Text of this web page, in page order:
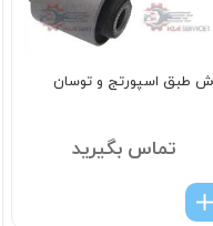
طبق اسپورتج و توسان
تماس بگیرید